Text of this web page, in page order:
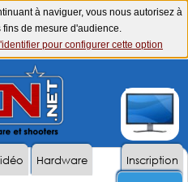
à naviguer, vous nous autorisez à
de mesure d'audience.
pour configurer cette option
Inscription
Hardware